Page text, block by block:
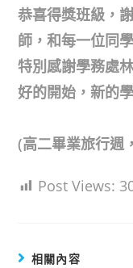
恭喜得獎班級，
師，和每一位同
特別感謝學務處
好的開始，新的
(高二畢業旅行週
Post Views:
相關內容